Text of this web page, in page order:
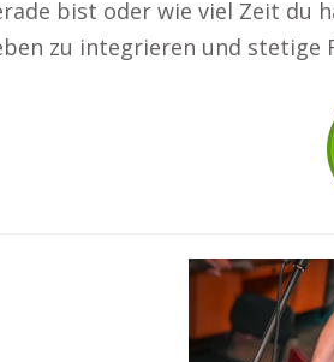
bist oder wie viel Zeit
zu integrieren und stetige